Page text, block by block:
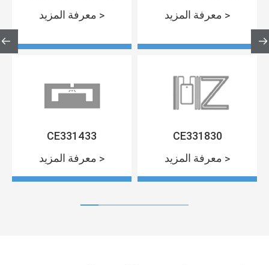
معرفة المزيد > معرفة المزيد >
CE331433
معرفة المزيد >
CE331830
معرفة المزيد >
 